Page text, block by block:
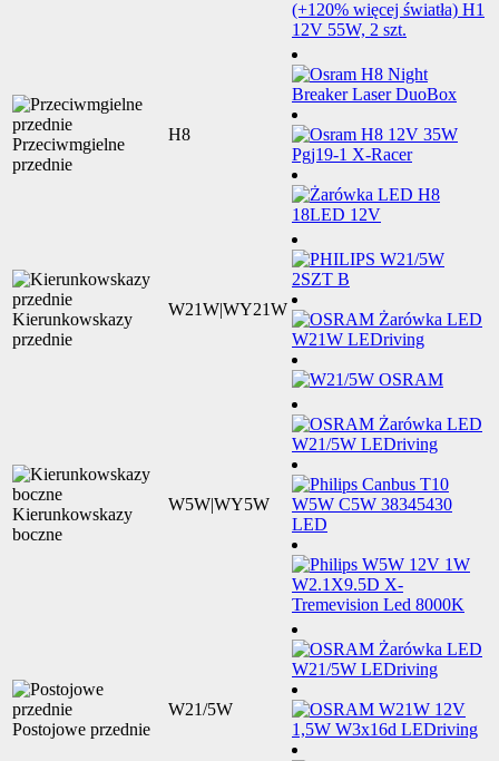
Przeciwmgielne
przednie
H8
Kierunkowskazy
przednie
W21W|WY21W
Kierunkowskazy
boczne
W5W|WY5W
Postojowe przednie
W21/5W